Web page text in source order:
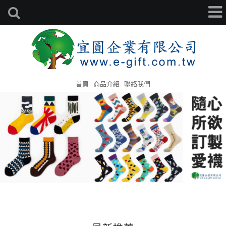
首頁 商品介紹 聯絡我們